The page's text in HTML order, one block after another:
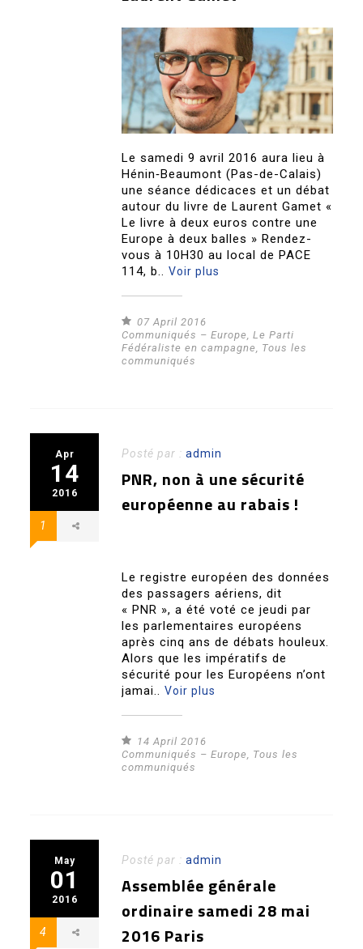
Le samedi 9 avril 2016 aura lieu à
Hénin‐Beaumont (Pas-de-Calais)
une séance dédicaces et un débat
autour du livre de Laurent Gamet «
Le livre à deux euros contre une
Europe à deux balles » Rendez-
vous à 10H30 au local de PACE
114, b..Voir plus
07 April 2016
Communiqués – Europe ,Le Parti
Fédéraliste en campagne
Tous les
communiqués
Apr
14
2016
1
Posté par :admin
PNR, non à une sécurité
européenne au rabais !
Le registre européen des données
des passagers aériens, dit
« PNR », a été voté ce jeudi par
les parlementaires européens
après cinq ans de débats houleux.
Alors que les impératifs de
sécurité pour les Européens n’ont
jamai..Voir plus
14 April 2016
Communiqués – Europe
Tous les
communiqués
May
01
2016
4
Posté par :admin
Assemblée générale
ordinaire samedi 28 mai
2016 Paris